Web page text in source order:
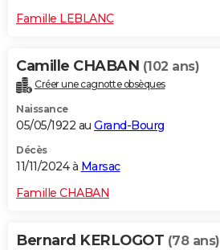
Famille LEBLANC
Camille CHABAN (102 ans)
Créer une cagnotte obsèques
Naissance
05/05/1922 au Grand-Bourg
Décès
11/11/2024 à Marsac
Famille CHABAN
Bernard KERLOGOT (78 ans)